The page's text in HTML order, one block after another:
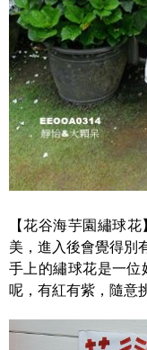
【花谷海芋園繡球
美，進入後會覺得別
手上的繡球花是一
呢，有紅有紫，隨意